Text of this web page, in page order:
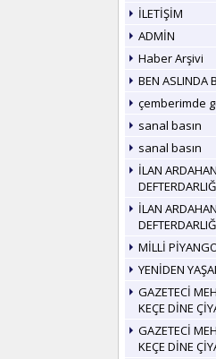
İLETİŞİM
ADMİN
Haber Arşivi
BEN ASLINDA
çemberimde
sanal basın
sanal basın
İLAN ARDAHAN
İLAN ARDAHAN
MİLLİ
YENİDEN
GAZETECİ
KEÇE DİNE
GAZETECİ
KEÇE DİNE